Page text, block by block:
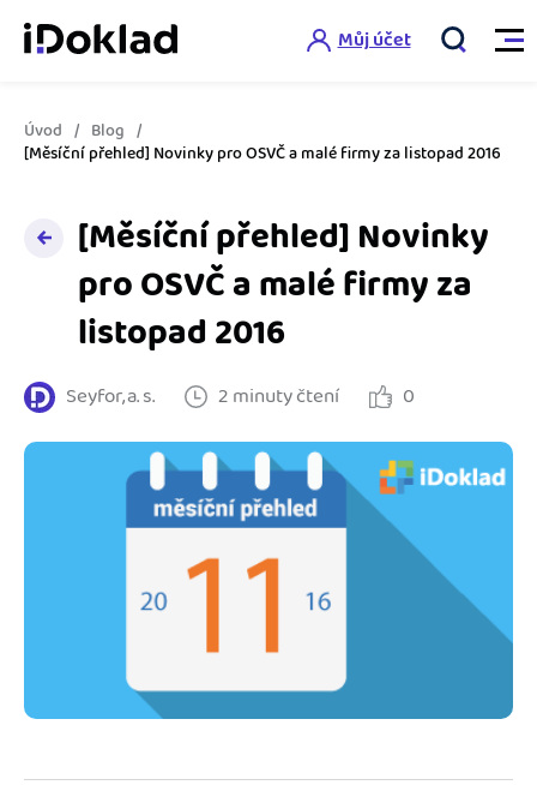
Vlastnosti
Online fakturace
Správa kontaktů
Hlídání cashflow
Spolupráce s účetní
Výkazy pro úřady
Propojení na další systémy
Spřátelené účetní
Katalog doplňků
Ceník
Jak začít podnikat
Fakturační poradna
Šablony faktur
Šablona pro plátce DPH
Šablona pro neplátce DPH
Registrovat ZDARMA
Můj účet
Úvod
Blog
[Měsíční přehled] Novinky pro OSVČ a malé firmy za listopad 2016
[Měsíční přehled] Novinky
pro OSVČ a malé firmy za
listopad 2016
Seyfor, a. s. 2 minuty čtení 0